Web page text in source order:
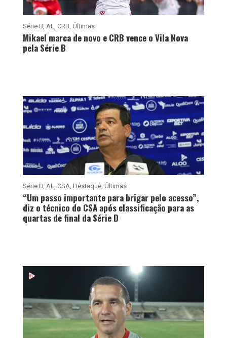
Série B AL CRB Últimas
Mikael marca de novo e CRB vence o Vila Nova
pela Série B
Série D, AL CSA Destaque, Últimas
“Um passo importante para brigar pelo acesso”,
diz o técnico do CSA após classificação para as
quartas de final da Série D